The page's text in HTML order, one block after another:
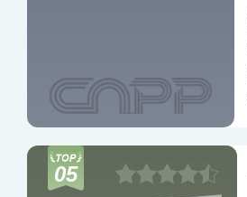
05